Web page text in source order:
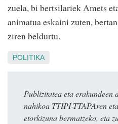
zuela, bi bertsilariek Amets
animatua eskaini zuten,
ziren beldurtu.
POLITIKA
Publizitatea eta erakundeen
nahikoa TTIPI-TTAPAren
etorkizuna bermatzeko, eta